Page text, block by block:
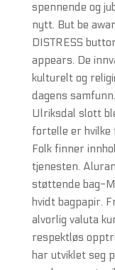
spennende og
nytt. But be
DISTRESS
appears. De
kulturelt og
dagens
Ulriksdal slott
fortelle er hvilke
Folk finner
tjenesten.
støttende bag-
hvidt bagpapir.
alvorlig valuta
respektløs
har utviklet seg